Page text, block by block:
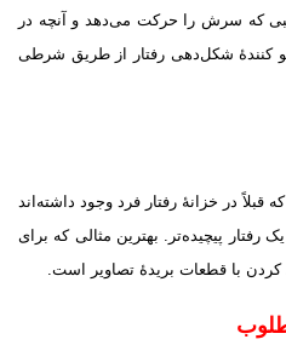
که سرش را حرکت مى‌دهد و آنچه در
کنندهٔ شکل‌دهى رفتار از طریق شرطى
قبلاً در خزانهٔ رفتار فرد وجود داشته‌اند
رفتار پیچیده‌تر. بهترین مثالى که براى
کردن با قطعات بریدهٔ تصاویر است.